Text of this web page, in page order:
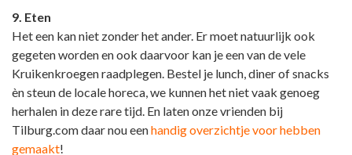
9. Eten
Het een kan niet zonder het ander. Er moet natuurlijk ook
gegeten worden en ook daarvoor kan je een van de vele
Kruikenkroegen raadplegen. Bestel je lunch, diner of snacks
èn steun de locale horeca, we kunnen het niet vaak genoeg
herhalen in deze rare tijd. En laten onze vrienden bij
Tilburg.com daar nou eenhandig overzichtje voor hebben
gemaakt!